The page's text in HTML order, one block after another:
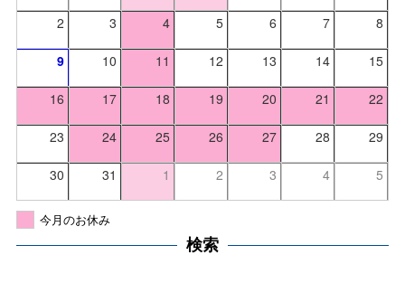
2 3 4 5 6 7 8
9 10 11 12 13 14 15
16 17 18 19 20 21 22
23 24 25 26 27 28 29
30 31 1 2 3 4 5
今月のお休み
検索